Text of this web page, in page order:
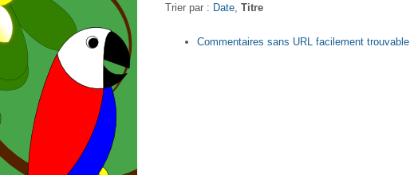
Trier par : Date Titre
Commentaires sans URL facilement trouvable